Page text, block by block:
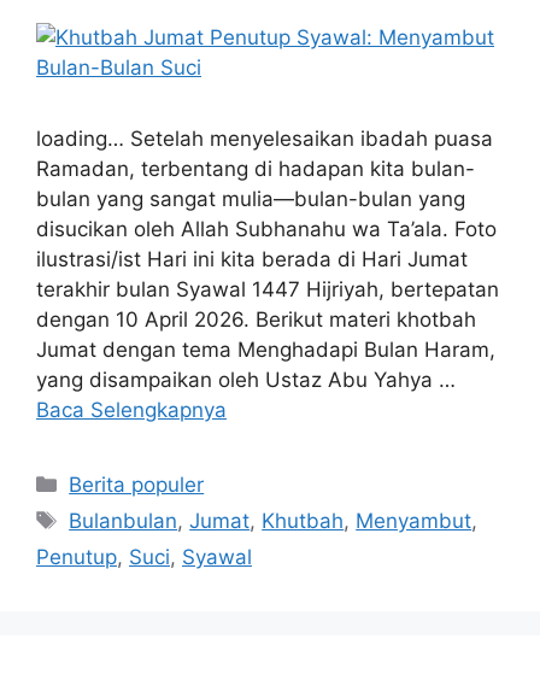
loading… Setelah menyelesaikan ibadah puasa
Ramadan, terbentang di hadapan kita bulan-
bulan yang sangat mulia—bulan-bulan yang
disucikan oleh Allah Subhanahu wa Ta’ala. Foto
ilustrasi/ist Hari ini kita berada di Hari Jumat
terakhir bulan Syawal 1447 Hijriyah, bertepatan
dengan 10 April 2026. Berikut materi khotbah
Jumat dengan tema Menghadapi Bulan Haram,
yang disampaikan oleh Ustaz Abu Yahya …
Baca Selengkapnya
Kategori
Berita populer
Tag
Bulanbulan,Jumat, Khutbah, Menyambut,
Penutup, Suci, Syawal